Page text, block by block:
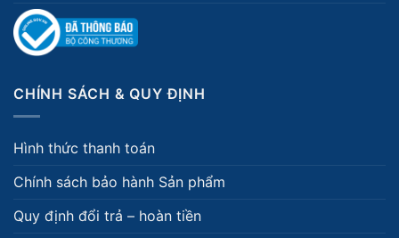
CHÍNH SÁCH & QUY ĐỊNH
Hình thức thanh toán
Chính sách bảo hành Sản phẩm
Quy định đổi trả – hoàn tiền